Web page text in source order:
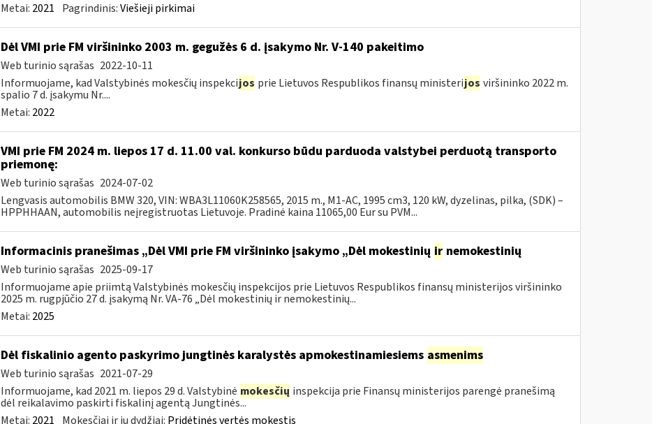
Metai: 2021 Pagrindinis:Viešieji pirkimai
Dėl VMI prie FM viršininko 2003 m. gegužės 6 d. įsakymo Nr. V-140 pakeitimo
Web turinio sąrašas 2022-10-11
Informuojame, kad Valstybinės mokesčių inspekcijos prie Lietuvos Respublikos finansų ministerijos viršininko 2022 m.
spalio 7 d. įsakymu Nr....
Metai: 2022
VMI prie FM 2024 m. liepos 17 d. 11.00 val. konkurso būdu parduoda valstybei perduotą transporto
priemonę:
Web turinio sąrašas 2024-07-02
Lengvasis automobilis BMW 320, VIN: WBA3L11060K258565, 2015 m., M1-AC, 1995 cm3, 120 kW, dyzelinas, pilka, (SDK) –
HPPHHAAN, automobilis neįregistruotas Lietuvoje. Pradinė kaina 11065,00 Eur su PVM...
Informacinis pranešimas „Dėl VMI prie FM viršininko įsakymo „Dėl mokestinių irnemokestinių
Web turinio sąrašas 2025-09-17
Informuojame apie priimtą Valstybinės mokesčių inspekcijos prie Lietuvos Respublikos finansų ministerijos viršininko
2025 m. rugpjūčio 27 d. įsakymą Nr. VA-76 „Dėl mokestinių ir nemokestinių...
Metai: 2025
Dėl fiskalinio agento paskyrimo jungtinės karalystės apmokestinamiesiems asmenims
Web turinio sąrašas 2021-07-29
Informuojame, kad 2021 m. liepos 29 d. Valstybinė mokesčių inspekcija prie Finansų ministerijos parengė pranešimą
dėl reikalavimo paskirti fiskalinį agentą Jungtinės...
Metai: 2021 Mokesčiai ir jų dydžiai: Pridėtinės vertės mokestis